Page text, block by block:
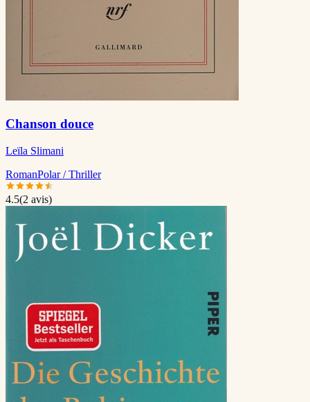
Chanson douce
Leïla Slimani
RomanPolar / Thriller
4.5(2 avis)